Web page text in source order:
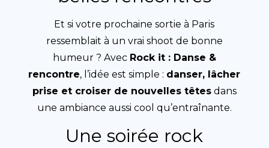
Et si votre prochaine sortie à Paris
ressemblait à un vrai shoot de bonne
humeur ? Avec Rock it : Danse &
rencontre, l’idée est simple : danser, lâcher
prise et croiser de nouvelles têtesdans
une ambiance aussi cool qu’entraînante.
Une soirée rock